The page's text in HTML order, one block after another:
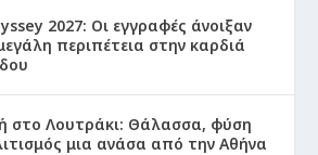
2027: Οι εγγραφές άνοιξαν
περιπέτεια στην καρδιά
στο Λουτράκι: Θάλασσα, φύση
μια ανάσα από την Αθήνα